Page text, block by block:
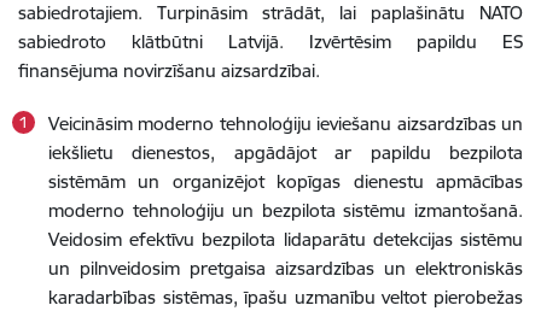
sabiedrotajiem. Turpināsim strādāt, lai paplašinātu NATO
sabiedroto klātbūtni Latvijā. Izvērtēsim papildu ES
finansējuma novirzīšanu aizsardzībai.
Veicināsim moderno tehnoloģiju ieviešanu aizsardzības un
iekšlietu dienestos, apgādājot ar papildu bezpilota
sistēmām un organizējot kopīgas dienestu apmācības
moderno tehnoloģiju un bezpilota sistēmu izmantošanā.
Veidosim efektīvu bezpilota lidaparātu detekcijas sistēmu
un pilnveidosim pretgaisa aizsardzības un elektroniskās
karadarbības sistēmas, īpašu uzmanību veltot pierobežas